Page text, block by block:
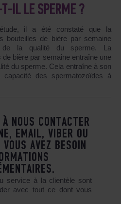
T-IL LE SPERME ?
il a été constaté que la
bouteilles de bière par semaine
de la qualité du sperme. La
bière par semaine entraîne une
du sperme. Cela entraîne à son
des spermatozoïdes à
NOUS CONTACTER
EMAIL, VIBER OU
AVEZ BESOIN
service à la clientèle sont
avec tout ce dont vous